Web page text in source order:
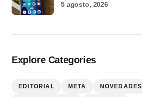
5 agosto, 2026
Explore Categories
EDITORIAL META NOVEDADES